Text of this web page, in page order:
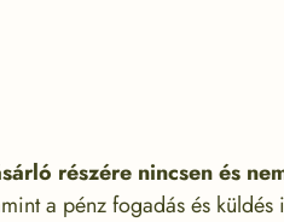
részére nincsen és
a pénz fogadás és